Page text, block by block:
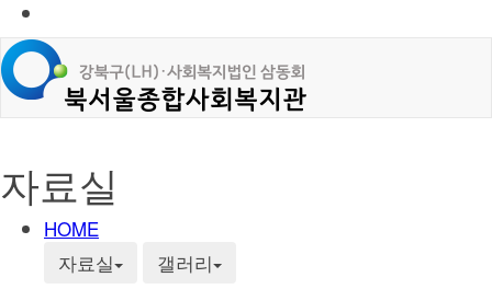
자료실
HOME
자료실
갤러리